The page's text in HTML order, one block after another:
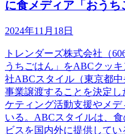
に食メディア「おう
2024年11月18日
トレンダーズ株式会社（
うちごはん」をABCクッ
社ABCスタイル（東京都
事業譲渡することを決定
ケティング活動支援やメ
いる。ABCスタイルは、
ビスを国内外に提供して